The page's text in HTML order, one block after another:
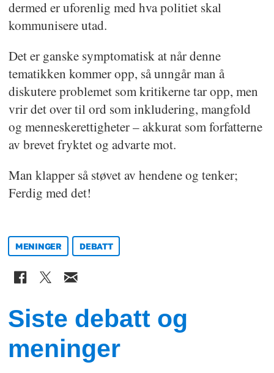
dermed er uforenlig med hva politiet skal
kommunisere utad.
Det er ganske symptomatisk at når denne
tematikken kommer opp, så unngår man å
diskutere problemet som kritikerne tar opp, men
vrir det over til ord som inkludering, mangfold
og menneskerettigheter – akkurat som forfatterne
av brevet fryktet og advarte mot.
Man klapper så støvet av hendene og tenker;
Ferdig med det!
MENINGER DEBATT
Siste debatt og
meninger